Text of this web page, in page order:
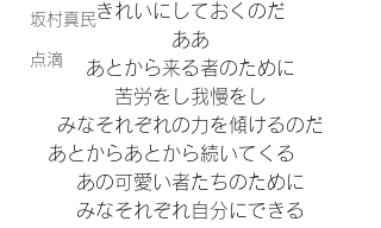
坂村真民
点滴
きれいにしておくのだ
ああ
あとから来る者のために
苦労をし我慢をし
みなそれぞれの力を傾けるのだ
あとからあとから続いてくる
あの可愛い者たちのために
みなそれぞれ自分にできる